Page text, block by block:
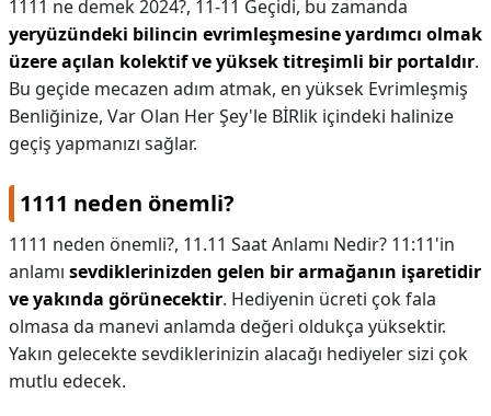
1111 ne demek 2024?, 11-11 Geçidi, bu zamanda
yeryüzündeki bilincin evrimleşmesine yardımcı olmak
üzere açılan kolektif ve yüksek titreşimli bir portaldır.
Bu geçide mecazen adım atmak, en yüksek Evrimleşmiş
Benliğinize, Var Olan Her Şey'le BİRlik içindeki halinize
geçiş yapmanızı sağlar.
1111 neden önemli?
1111 neden önemli?, 11.11 Saat Anlamı Nedir? 11:11'in
anlamı sevdiklerinizden gelen bir armağanın işaretidir
ve yakında görünecektir. Hediyenin ücreti çok fala
olmasa da manevi anlamda değeri oldukça yüksektir.
Yakın gelecekte sevdiklerinizin alacağı hediyeler sizi çok
mutlu edecek.